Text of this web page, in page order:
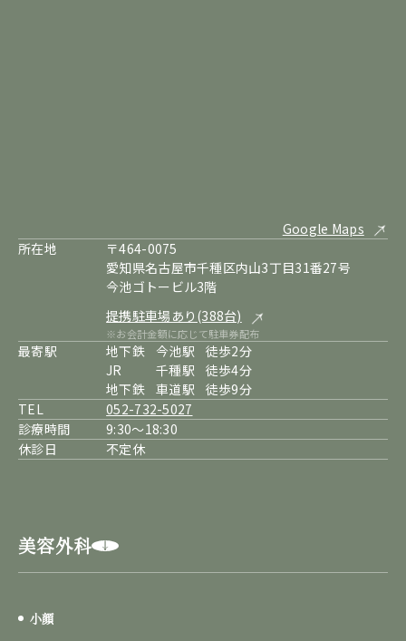
Google Maps
所在地
〒464-0075
愛知県名古屋市千種区内山3丁目31番27号
今池ゴトービル3階
提携駐車場あり(388台)
※お会計金額に応じて駐車券配布
最寄駅 地下鉄 今池駅
徒歩2分
JR
千種駅
徒歩4分
地下鉄
車道駅
徒歩9分
TEL
052-732-5027
診療時間
9:30～18:30
休診日
不定休
美容外科
小顔